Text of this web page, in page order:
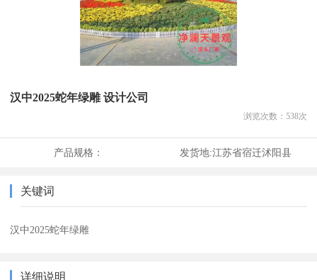
汉中2025蛇年绿雕 设计公司
浏览次数： 538次
产品规格： 发货地:江苏省宿迁沭阳县
关键词
汉中2025蛇年绿雕
详细说明